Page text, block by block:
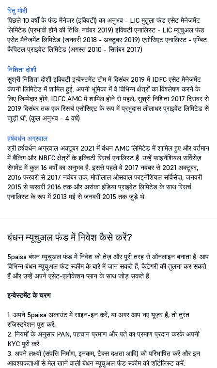
रितु मोदी
पिछले 10 वर्षों के फंड मैनेजर (इक्विटी) का अनुभव - LIC मुतुला फंड एसेट मैनेजमेंट
लिमिटेड (प्रभावी होने की तिथि. नवंबर 2019) इक्विटी एनालिस्ट - LIC म्यूचुअल फंड
एसेट मैनेजमेंट लिमिटेड (जनवरी 2018 - अक्टूबर 2019) एसोसिएट एनालिस्ट - एम्बिट
कैपिटल प्राइवेट लिमिटेड (अगस्त 2010 - सितंबर 2017)
निशिता दोशी
सुश्री निशिता दोशी इक्विटी इन्वेस्टमेंट टीम में दिसंबर 2019 में IDFC एसेट मैनेजमेंट
कंपनी लिमिटेड में शामिल हुई. अपनी भूमिका में वे विभिन्न क्षेत्रों का विश्लेषण करने के
लिए जिम्मेदार होंगे. IDFC AMC में शामिल होने से पहले, सुश्री निशिता 2017 दिसंबर से
2019 दिसंबर तक एक रिसर्च एसोसिएट के रूप में प्रभुदास लीलाधर प्राइवेट लिमिटेड से
जुड़ी थीं. (कुल अनुभव - 4 वर्ष)
हर्षवर्धन अग्रवाल
श्री हर्षवर्धन अग्रवाल अक्टूबर 2021 में बंधन AMC लिमिटेड में शामिल हुए और वर्तमान
में बैंकिंग और NBFC क्षेत्रों के इक्विटी रिसर्च एनालिस्ट हैं. उन्हें फाइनेंशियल सर्विसेज़
सेगमेंट में कुल 16 वर्षों का अनुभव है. इससे पहले वे 2017 नवंबर से 2021 अक्टूबर,
2016 फरवरी से 2017 नवंबर तक, मोतीलाल ओसवाल फाइनेंशियल सर्विसेज़, जनवरी
2015 से फरवरी 2016 तक और अरांका इंडिया प्राइवेट लिमिटेड के साथ रिसर्च
एनालिस्ट के रूप में 2013 मई से जनवरी 2015 तक जुड़े थे.
बंधन म्यूचुअल फंड में निवेश कैसे करें?
5paisa बंधन म्यूचुअल फंड में निवेश को तेज़ और पूरी तरह से ऑनलाइन बनाता है. आप
विभिन्न बंधन म्यूचुअल फंड स्कीम के बारे में जान सकते हैं, कैटेगरी की तुलना कर सकते
हैं और उन्हें अपने एसेट-एलोकेशन प्लान के साथ जोड़ सकते हैं.
इन्वेस्टमेंट के चरण
1. अपने 5paisa अकाउंट में साइन-इन करें, या अगर आप नए यूज़र हैं, तो तुरंत
रजिस्ट्रेशन पूरा करें.
2. नियमों के अनुसार PAN, पहचान प्रमाण और पते का प्रमाण प्रदान करके अपनी
KYC पूरी करें.
3. अपने लक्ष्यों (संपत्ति निर्माण, इनकम, टैक्स दक्षता आदि) को परिभाषित करें और इन
आवश्यकताओं से मेल खाने वाली बंधन म्यूचुअल फंड स्कीम को शॉर्टलिस्ट करें.